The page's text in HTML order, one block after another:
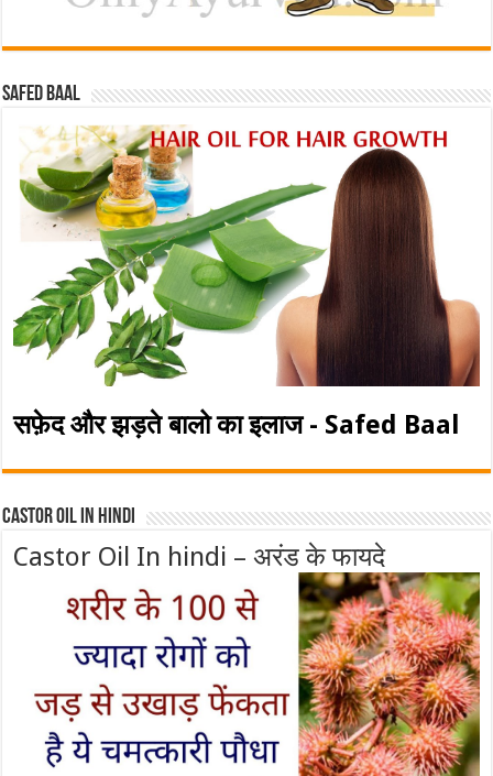
Safed baal
सफ़ेद और झड़ते बालो का इलाज - Safed Baal
Castor Oil In Hindi
Castor Oil In hindi – अरंड के फायदे